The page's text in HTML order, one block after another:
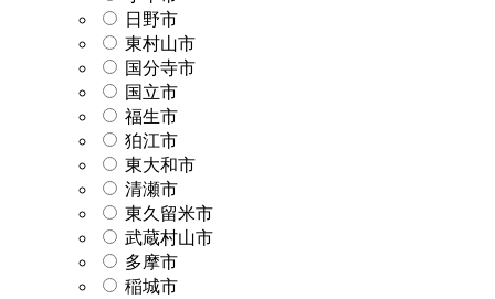
日野市
東村山市
国分寺市
国立市
福生市
狛江市
東大和市
清瀬市
東久留米市
武蔵村山市
多摩市
稲城市